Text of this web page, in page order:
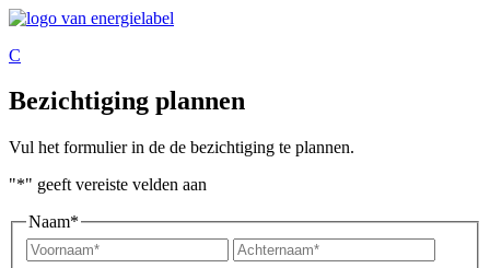
C
Bezichtiging plannen
Vul het formulier in de de bezichtiging te plannen.
"*" geeft vereiste velden aan
Naam*
Voornaam*